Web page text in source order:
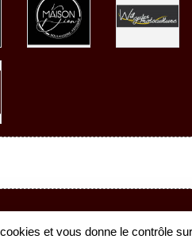
et vous donne le contrôle